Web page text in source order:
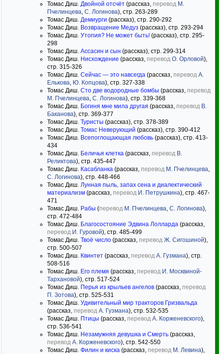
Томас Диш. Двойной отсчёт (рассказ, перевод М.
Пчелинцева, С. Логинова), стр. 263-289
Томас Диш. Демиурги (рассказ), стр. 290-292
Томас Диш. Возвращение Медуз (рассказ), стр. 293-294
Томас Диш. Утопия? Не может быть! (рассказ), стр. 295-
298
Томас Диш. Ассасин и сын (рассказ), стр. 299-314
Томас Диш. Нисхождение (рассказ, перевод О. Орловой),
стр. 315-326
Томас Диш. Сейчас — это навсегда (рассказ, перевод А.
Елькова, Ю. Копцова), стр. 327-338
Томас Диш. Сто две водородные бомбы (рассказ, перевод
М. Пчелинцева, С. Логинова), стр. 339-368
Томас Диш. Богиня мне мила другая (рассказ, перевод В.
Баканова), стр. 369-377
Томас Диш. Туристы (рассказ), стр. 378-389
Томас Диш. Томас Неверующий (рассказ), стр. 390-412
Томас Диш. Всепоглощающая любовь (рассказ), стр. 413-
434
Томас Диш. Беличья клетка (рассказ, перевод В.
Реликтова), стр. 435-447
Томас Диш. Касабланка (рассказ, перевод М. Пчелинцева,
С. Логинова), стр. 448-466
Томас Диш. Лунная пыль, запах сена и диалектический
материализм (рассказ, перевод И. Петрушкина), стр. 467-
471
Томас Диш. Рабы (перевод М. Пчелинцева, С. Логинова),
стр. 472-484
Томас Диш. Благосостояние Эдвина Лолларда (рассказ,
перевод И. Гуровой), стр. 485-499
Томас Диш. Твоё число (рассказ, перевод Ж. Сигошиной),
стр. 500-507
Томас Диш. Квинтет (рассказ, перевод А. Гузмана), стр.
508-516
Томас Диш. Его племя (рассказ, перевод И. Москвиной-
Тархановой), стр. 517-524
Томас Диш. Перья из крыльев ангелов (рассказ, перевод
П. Зотова), стр. 525-531
Томас Диш. Удивительный мир тракторов Гризвальда
(рассказ, перевод А. Гузмана), стр. 532-535
Томас Диш. Птицы (рассказ, перевод А. Корженевского),
стр. 536-541
Томас Диш. Незамужняя девушка и Смерть (рассказ,
перевод А. Корженевского), стр. 542-550
Томас Диш. Филин и киска (рассказ, перевод М. Левина),